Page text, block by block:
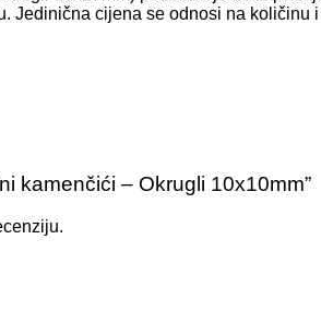
Jedinična cijena se odnosi na količinu
kamenčići – Okrugli 10x10mm”